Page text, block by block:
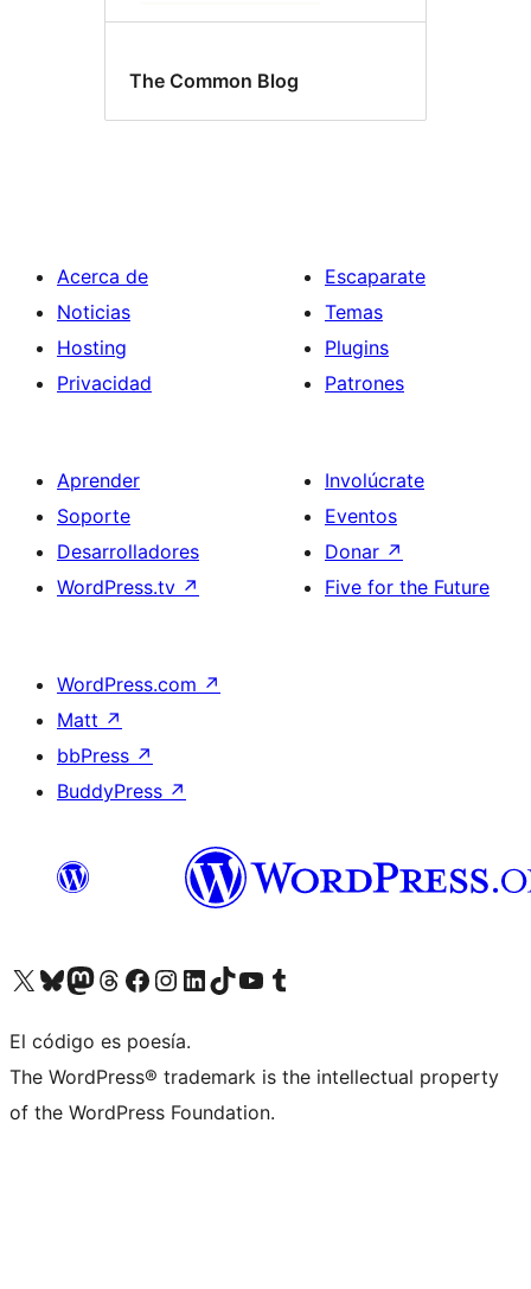
The Common Blog
Acerca de
Noticias
Hosting
Privacidad
Escaparate
Temas
Plugins
Patrones
Aprender
Soporte
Desarrolladores
WordPress.tv ↗
Involúcrate
Eventos
Donar ↗
Five for the Future
WordPress.com ↗
Matt ↗
bbPress ↗
BuddyPress ↗
Visita nuestra cuenta de X (anteriormente Twitter)
Visita nuestra cuenta de Bluesky
Visita nuestra cuenta de Mastodon
Visita nuestra cuenta de Threads
Visita nuestra página de Facebook
Visita nuestra cuenta de Instagram
Visita nuestra cuenta de LinkedIn
Visita nuestra cuenta de TikTok
Visita nuestro canal de YouTube
Visita nuestra cuenta de Tumblr
El código es poesía.
The WordPress® trademark is the intellectual property
of the WordPress Foundation.